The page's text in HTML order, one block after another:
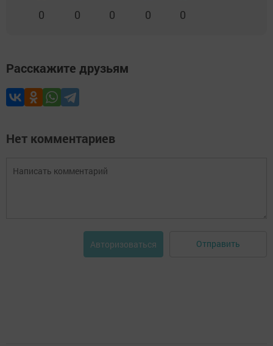
0 0 0 0 0
Расскажите друзьям
Нет комментариев
Авторизоваться Отправить